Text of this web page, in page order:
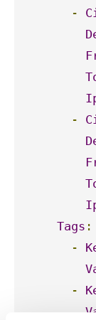
-
-
Tags :
-
-